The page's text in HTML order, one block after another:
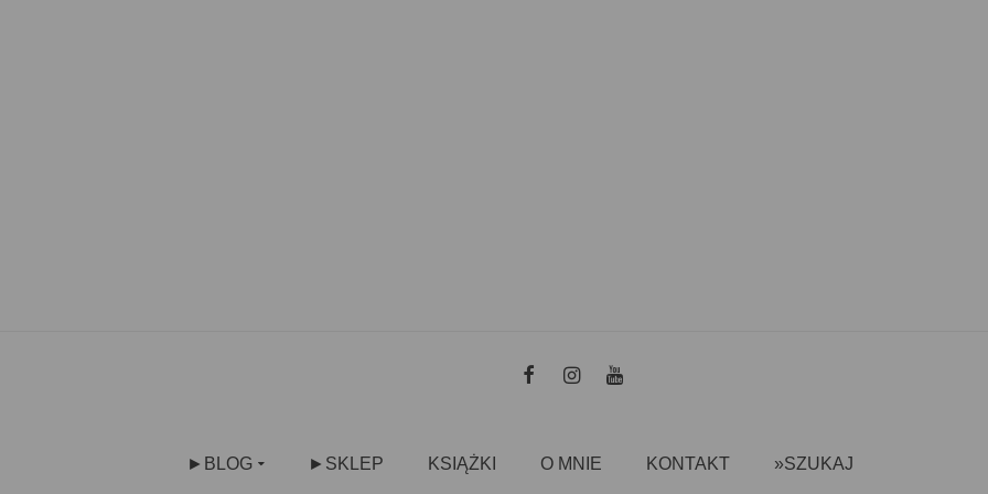
►BLOG ►SKLEP KSIĄŻKI O MNIE KONTAKT »SZUKAJ